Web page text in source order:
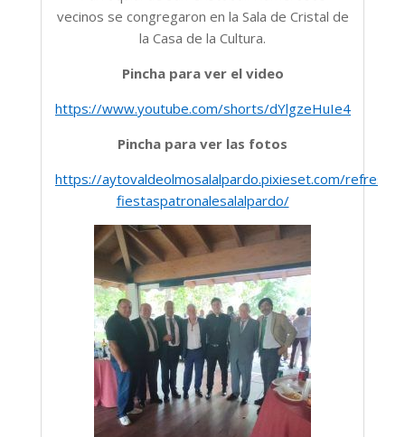
vecinos se congregaron en la Sala de Cristal de
la Casa de la Cultura.
Pincha para ver el video
https://www.youtube.com/shorts/dYlgzeHuIe4
Pincha para ver las fotos
https://aytovaldeolmosalalpardo.pixieset.com/
fiestaspatronalesalalpardo/